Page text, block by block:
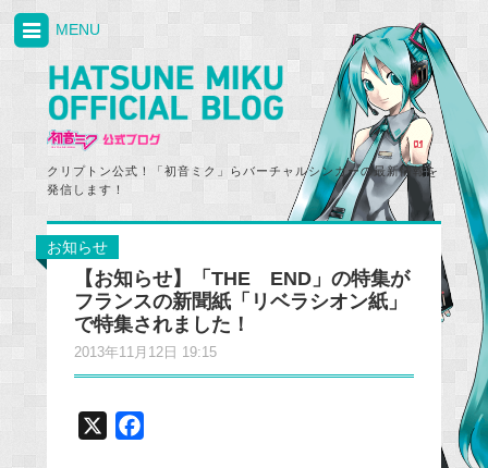
クリプトン公式！「初音ミク」らバーチャルシンガーの最新情報を
発信します！
MENU
お知らせ
【お知らせ】「THE END」の特集が
フランスの新聞紙「リベラシオン紙」
で特集されました！
2013年11月12日 19:15